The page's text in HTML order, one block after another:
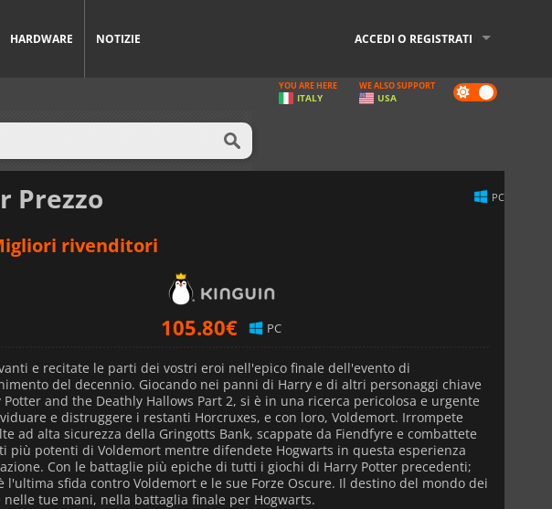
HARDWARE NOTIZIE ACCEDI O REGISTRATI
Dark
mode
YOU ARE HERE
ITALY
WE ALSO SUPPORT
USA
Prezzo PC
rivenditori
105.80€ PC
e recitate le parti dei vostri eroi nell'epico finale dell'evento di
del decennio. Giocando nei panni di Harry e di altri personaggi chiave
Potter and the Deathly Hallows Part 2, si è in una ricerca pericolosa e urgente
e distruggere i restanti Horcruxes, e con loro, Voldemort. Irrompete
ad alta sicurezza della Gringotts Bank, scappate da Fiendfyre e combattete
più potenti di Voldemort mentre difendete Hogwarts in questa esperienza
Con le battaglie più epiche di tutti i giochi di Harry Potter precedenti;
l'ultima sfida contro Voldemort e le sue Forze Oscure. Il destino del mondo dei
nelle tue mani, nella battaglia finale per Hogwarts.